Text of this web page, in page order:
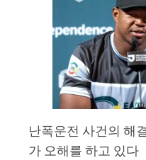
난폭운전 사건의 해
가 오해를 하고 있다